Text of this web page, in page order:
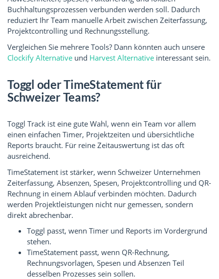
Buchhaltungsprozessen verbunden werden soll. Dadurch
reduziert Ihr Team manuelle Arbeit zwischen Zeiterfassung,
Projektcontrolling und Rechnungsstellung.
Vergleichen Sie mehrere Tools? Dann könnten auch unsere
Clockify Alternative und Harvest Alternative interessant sein.
Toggl oder TimeStatement für
Schweizer Teams?
Toggl Track ist eine gute Wahl, wenn ein Team vor allem
einen einfachen Timer, Projektzeiten und übersichtliche
Reports braucht. Für reine Zeitauswertung ist das oft
ausreichend.
TimeStatement ist stärker, wenn Schweizer Unternehmen
Zeiterfassung, Absenzen, Spesen, Projektcontrolling und QR-
Rechnung in einem Ablauf verbinden möchten. Dadurch
werden Projektleistungen nicht nur gemessen, sondern
direkt abrechenbar.
Toggl passt, wenn Timer und Reports im Vordergrund
stehen.
TimeStatement passt, wenn QR-Rechnung,
Rechnungsvorlagen, Spesen und Absenzen Teil
desselben Prozesses sein sollen.